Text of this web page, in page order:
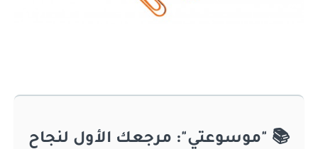
📚 "موسوعتي": مرجعك الأول لنجاح